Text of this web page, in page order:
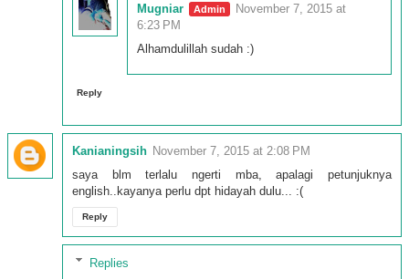
Mugniar
November 7, 2015 at
6:23 PM
Alhamdulillah sudah :)
Reply
Kanianingsih November 7, 2015 at 2:08 PM
saya blm terlalu ngerti mba, apalagi petunjuknya
english..kayanya perlu dpt hidayah dulu... :(
Reply
Replies